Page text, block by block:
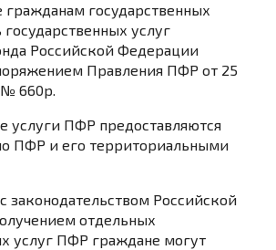
гражданам государственных
услуг
Российской Федерации
Правления ПФР от 25
№ 660р.
услуги ПФР предоставляются
ПФР и его территориальными
законодательством Российской
отдельных
услуг ПФР граждане могут